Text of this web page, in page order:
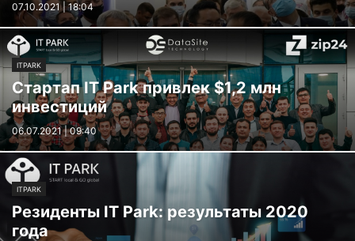
07.10.2021 | 18:04
ITPARK
Стартап IT Park привлек $1,2 млн
инвестиций
06.07.2021 | 09:40
ITPARK
Резиденты IT Park: результаты 2020
года